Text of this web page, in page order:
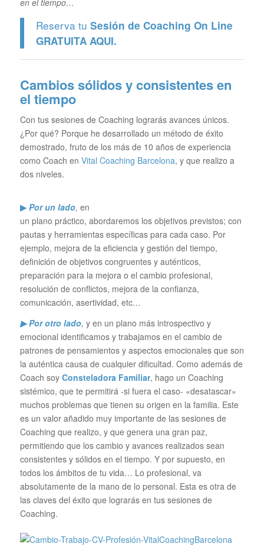
Reserva tu Sesión de Coaching On Line
GRATUITA AQUI.
Cambios sólidos y consistentes en
el tiempo
Con tus sesiones de Coaching lograrás avances únicos.
¿Por qué? Porque he desarrollado un método de éxito
demostrado, fruto de los más de 10 años de experiencia
como Coach en Vital Coaching Barcelona, y que realizo a
dos niveles.
▶Por un lado, en
un plano práctico, abordaremos los objetivos previstos; con
pautas y herramientas específicas para cada caso. Por
ejemplo, mejora de la eficiencia y gestión del tiempo,
definición de objetivos congruentes y auténticos,
preparación para la mejora o el cambio profesional,
resolución de conflictos, mejora de la confianza,
comunicación, asertividad, etc…
▶ Por otro lado, y en un plano más introspectivo y
emocional identificamos y trabajamos en el cambio de
patrones de pensamientos y aspectos emocionales que son
la auténtica causa de cualquier dificultad. Como además de
Coach soy Consteladora Familiar, hago un Coaching
sistémico, que te permitirá -si fuera el caso- «desatascar»
muchos problemas que tienen su origen en la familia. Este
es un valor añadido muy importante de las sesiones de
Coaching que realizo, y que genera una gran paz,
permitiendo que los cambio y avances realizados sean
consistentes y sólidos en el tiempo. Y por supuesto, en
todos los ámbitos de tu vida… Lo profesional, va
absolutamente de la mano de lo personal. Esta es otra de
las claves del éxito que lograrás en tus sesiones de
Coaching.